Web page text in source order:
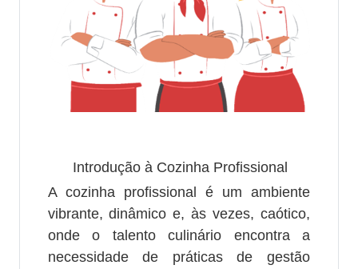
Introdução à Cozinha Profissional
A cozinha profissional é um ambiente
vibrante, dinâmico e, às vezes, caótico,
onde o talento culinário encontra a
necessidade de práticas de gestão